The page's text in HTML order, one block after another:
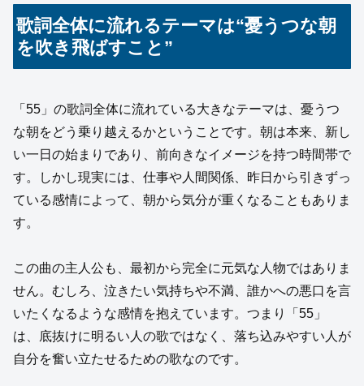
歌詞全体に流れるテーマは“憂うつな朝
を吹き飛ばすこと”
「55」の歌詞全体に流れている大きなテーマは、憂うつ
な朝をどう乗り越えるかということです。朝は本来、新し
い一日の始まりであり、前向きなイメージを持つ時間帯で
す。しかし現実には、仕事や人間関係、昨日から引きずっ
ている感情によって、朝から気分が重くなることもありま
す。
この曲の主人公も、最初から完全に元気な人物ではありま
せん。むしろ、泣きたい気持ちや不満、誰かへの悪口を言
いたくなるような感情を抱えています。つまり「55」
は、底抜けに明るい人の歌ではなく、落ち込みやすい人が
自分を奮い立たせるための歌なのです。